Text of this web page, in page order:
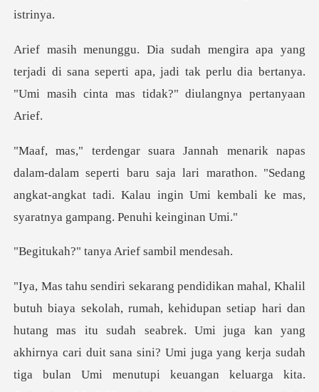
di di sana seperti apa, jadi tak perlu dia bertanya.
"
erti baru saja lari marathon. "Sedang
angkat-angkat tadi. Kalau i
tanya Arief s
as itu sudah seabrek. Umi juga kan yang
akhirnya cari duit sana sini? Umi juga yang kerja sudah
tiga bulan Umi menutupi